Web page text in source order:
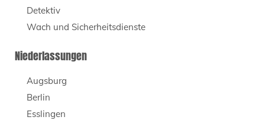
Detektiv
Wach und Sicherheitsdienste
Niederlassungen
Augsburg
Berlin
Esslingen